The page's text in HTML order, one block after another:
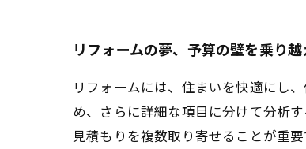
リフォームの夢、予算の壁を乗り
リフォームには、住まいを快適にし
め、さらに詳細な項目に分けて分析
見積もりを複数取り寄せることが重